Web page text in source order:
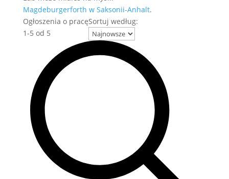
Magdeburgerforth w Saksonii-Anhalt.
Ogłoszenia o pracę
1-5 od 5
Sortuj według: